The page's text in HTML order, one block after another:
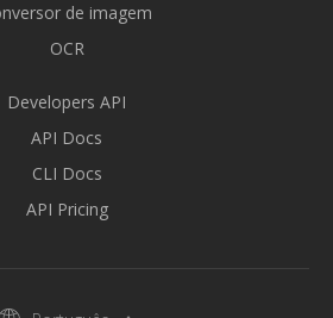
de imagem
OCR
Developers API
API Docs
CLI Docs
API Pricing